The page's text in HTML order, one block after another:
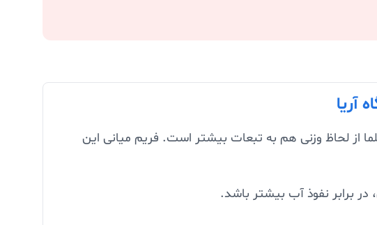
آریا
و مسلما از لحاظ وزنی هم به تبعات بیشتر است. فریم میانی این